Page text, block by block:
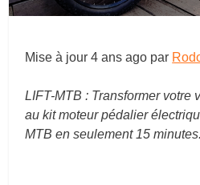
Mise à jour4 ans ago par
LIFT-MTB : Transformer votre
au kit moteur pédalier
MTB en seulement 15 minutes.